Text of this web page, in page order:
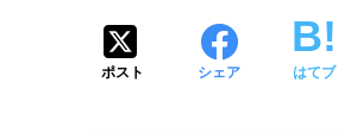
ポスト シェア はてブ